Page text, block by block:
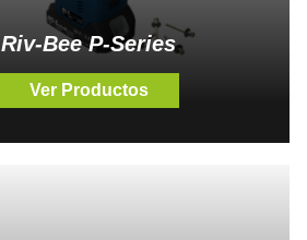
Riv-Bee P-Series
Ver Productos